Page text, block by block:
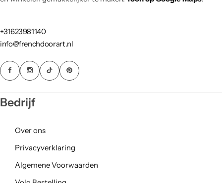
+31623981140
info@frenchdoorart.nl
Bedrijf
Over ons
Privacyverklaring
Algemene Voorwaarden